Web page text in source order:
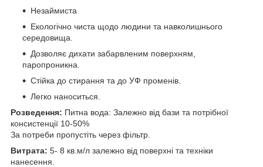
Незаймиста
Екологічно чиста щодо людини та навколишнього
середовища.
Дозволяє дихати забарвленим поверхням,
паропроникна.
Стійка до стирання та до УФ променів.
Легко наноситься.
Розведення: Питна вода: Залежно від бази та потрібної
консистенції 10-50%
За потреби пропустіть через фільтр.
Витрата: 5- 8 кв.м/л залежно від поверхні та техніки
нанесення.